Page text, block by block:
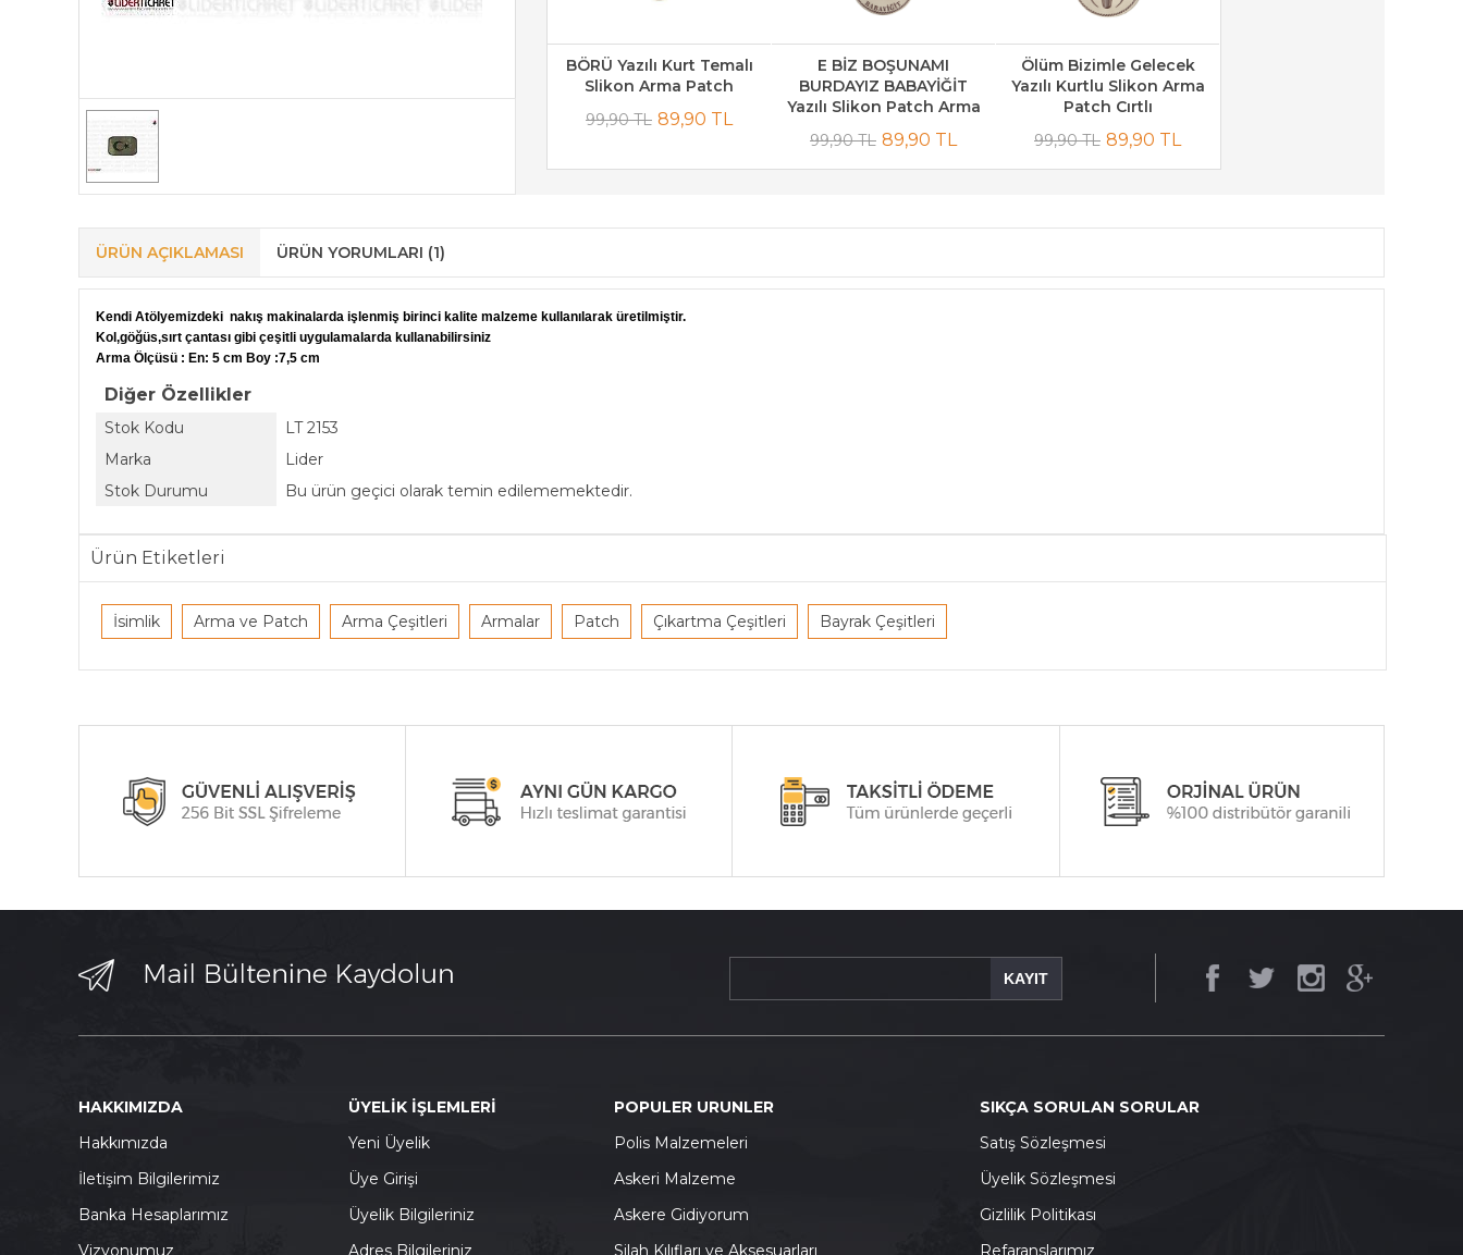
BÖRÜ Yazılı Kurt Temalı
Slikon Arma Patch
99,90 TL 89,90 TL
E BİZ BOŞUNAMI
BURDAYIZ BABAYİĞİT
Yazılı Slikon Patch Arma
99,90 TL 89,90 TL
Ölüm Bizimle Gelecek
Yazılı Kurtlu Slikon Arma
Patch Cırtlı
99,90 TL 89,90 TL
ÜRÜN AÇIKLAMASI ÜRÜN YORUMLARI (1)
Kendi Atölyemizdeki nakış makinalarda işlenmiş birinci kalite malzeme kullanılarak üretilmiştir.
Kol,göğüs,sırt çantası gibi çeşitli uygulamalarda kullanabilirsiniz
Arma Ölçüsü : En: 5 cm Boy :7,5 cm
Diğer Özellikler
Stok Kodu
LT 2153
Marka
Lider
Stok Durumu
Bu ürün geçici olarak temin edilememektedir.
Ürün Etiketleri
İsimlik Arma ve Patch Arma Çeşitleri Armalar Patch Çıkartma Çeşitleri Bayrak Çeşitleri
KAYIT
HAKKIMIZDA ÜYELİK İŞLEMLERİ POPULER URUNLER
SIKÇA SORULAN SORULAR
Hakkımızda
Yeni Üyelik Polis Malzemeleri Satış Sözleşmesi
İletişim Bilgilerimiz
Üye Girişi Askeri Malzeme Üyelik Sözleşmesi
Banka Hesaplarımız
Üyelik Bilgileriniz Askere Gidiyorum Gizlilik Politikası
Vizyonumuz
Adres Bilgileriniz Silah Kılıfları ve Aksesuarları Refaranslarımız